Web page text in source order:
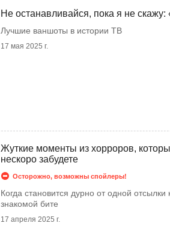
Не останавливайся, пока я не скажу:
Лучшие ваншоты в истории ТВ
17 мая 2025 г.
Жуткие моменты из хорроров,
нескоро забудете
Осторожно, возможны спойлеры!
Когда становится дурно от одной отсылки
знакомой бите
17 апреля 2025 г.